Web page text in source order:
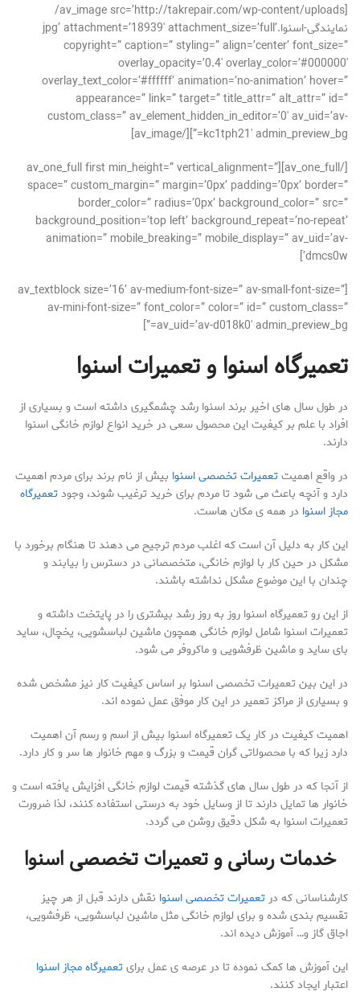
[av_image src=’http://takrepair.com/wp-content/uploads/
نمایندگی-اسنوا.jpg’ attachment=’18939′ attachment_size=’full’
copyright=” caption=” styling=” align=’center’ font_size=”
overlay_opacity=’0.4′ overlay_color=’#000000′
overlay_text_color=’#ffffff’ animation=’no-animation’ hover=”
appearance=” link=” target=” title_attr=” alt_attr=” id=”
custom_class=” av_element_hidden_in_editor=’0′ av_uid=’av-
kc1tph21′ admin_preview_bg=”][/av_image]
[/av_one_full][av_one_full first min_height=” vertical_alignment=”
space=” custom_margin=” margin=’0px’ padding=’0px’ border=”
border_color=” radius=’0px’ background_color=” src=”
background_position=’top left’ background_repeat=’no-repeat’
animation=” mobile_breaking=” mobile_display=” av_uid=’av-
dmcs0w’]
[av_textblock size=’16’ av-medium-font-size=” av-small-font-size=”
av-mini-font-size=” font_color=” color=” id=” custom_class=”
av_uid=’av-d018k0′ admin_preview_bg=”]
تعمیرگاه اسنوا و تعمیرات اسنوا
در طول سال های اخیر برند اسنوا رشد چشمگیری داشته است و بسیاری از
افراد با علم بر کیفیت این محصول سعی در خرید انواع لوازم خانگی اسنوا
دارند.
در واقع اهمیتتعمیرات تخصصی اسنوا بیش از نام برند برای مردم اهمیت
دارد و آنچه باعث می شود تا مردم برای خرید ترغیب شوند، وجودتعمیرگاه
مجاز اسنوا در همه ی مکان هاست.
این کار به دلیل آن است که اغلب مردم ترجیح می دهند تا هنگام برخورد با
مشکل در حین کار با لوازم خانگی، متخصصانی در دسترس را بیابند و
چندان با این موضوع مشکل نداشته باشند.
از این رو تعمیرگاه اسنوا روز به روز رشد بیشتری را در پایتخت داشته و
تعمیرات اسنوا شامل لوازم خانگی همچون ماشین لباسشویی، یخچال، ساید
بای ساید و ماشین ظرفشویی و ماکروفر می شود.
در این بین تعمیرات تخصصی اسنوا بر اساس کیفیت کار نیز مشخص شده
و بسیاری از مراکز تعمیر در این کار موفق عمل نموده اند.
اهمیت کیفیت در کار یک تعمیرگاه اسنوا بیش از اسم و رسم آن اهمیت
دارد زیرا که با محصولاتی گران قیمت و بزرگ و مهم خانوار ها سر و کار دارد.
از آنجا که در طول سال های گذشته قیمت لوازم خانگی افزایش یافته است و
خانوار ها تمایل دارند تا از وسایل خود به درستی استفاده کنند، لذا ضرورت
تعمیرات اسنوا به شکل دقیق روشن می گردد.
خدمات رسانی و تعمیرات تخصصی اسنوا
کارشناسانی که درتعمیرات تخصصی اسنوا نقش دارند قبل از هر چیز
تقسیم بندی شده و برای لوازم خانگی مثل ماشین لباسشویی، ظرفشویی،
اجاق گاز و… آموزش دیده اند.
این آموزش ها کمک نموده تا در عرصه ی عمل برایتعمیرگاه مجاز اسنوا
اعتبار ایجاد کنند.